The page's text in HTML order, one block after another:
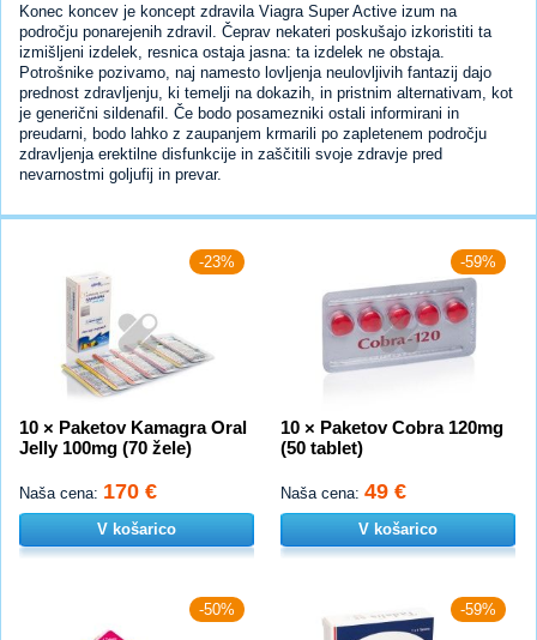
Konec koncev je koncept zdravila Viagra Super Active izum na
področju ponarejenih zdravil. Čeprav nekateri poskušajo izkoristiti ta
izmišljeni izdelek, resnica ostaja jasna: ta izdelek ne obstaja.
Potrošnike pozivamo, naj namesto lovljenja neulovljivih fantazij dajo
prednost zdravljenju, ki temelji na dokazih, in pristnim alternativam, kot
je generični sildenafil. Če bodo posamezniki ostali informirani in
preudarni, bodo lahko z zaupanjem krmarili po zapletenem področju
zdravljenja erektilne disfunkcije in zaščitili svoje zdravje pred
nevarnostmi goljufij in prevar.
-23%
10 × Paketov Kamagra Oral
Jelly 100mg (70 žele)
Naša cena: 170 €
V košarico
-59%
10 × Paketov Cobra 120mg
(50 tablet)
Naša cena: 49 €
V košarico
-50% -59%